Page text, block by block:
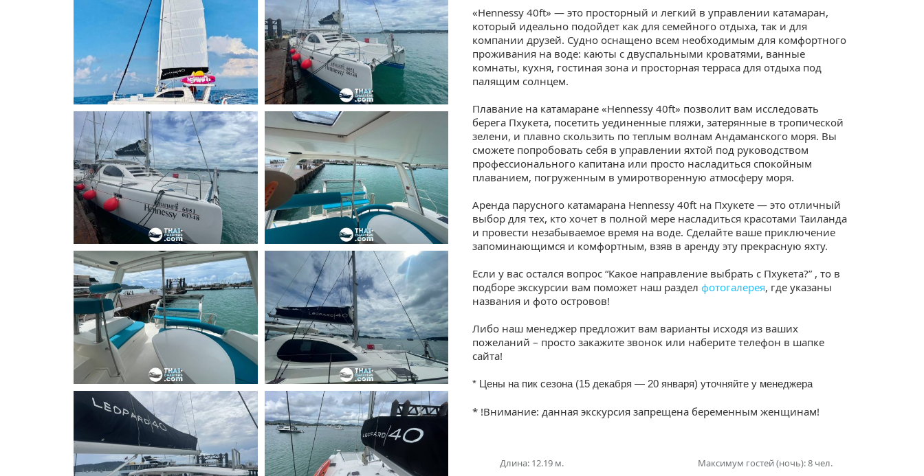
«Hennessy 40ft» — это просторный и легкий в управлении катамаран,
который идеально подойдет как для семейного отдыха, так и для
компании друзей. Судно оснащено всем необходимым для комфортного
проживания на воде: каюты с двуспальными кроватями, ванные
комнаты, кухня, гостиная зона и просторная терраса для отдыха под
палящим солнцем.
Плавание на катамаране «Hennessy 40ft» позволит вам исследовать
берега Пхукета, посетить уединенные пляжи, затерянные в тропической
зелени, и плавно скользить по теплым волнам Андаманского моря. Вы
сможете попробовать себя в управлении яхтой под руководством
профессионального капитана или просто насладиться спокойным
плаванием, погруженным в умиротворенную атмосферу моря.
Аренда парусного катамарана Hennessy 40ft на Пхукете — это отличный
выбор для тех, кто хочет в полной мере насладиться красотами Таиланда
и провести незабываемое время на воде. Сделайте ваше приключение
запоминающимся и комфортным, взяв в аренду эту прекрасную яхту.
Если у вас остался вопрос “Какое направление выбрать с Пхукета?” , то в
подборе экскурсии вам поможет наш раздел фотогалерея, где указаны
названия и фото островов!
Либо наш менеджер предложит вам варианты исходя из ваших
пожеланий – просто закажите звонок или наберите телефон в шапке
сайта!
* Цены на пик сезона (15 декабря — 20 января) уточняйте у менеджера
* !Внимание: данная экскурсия запрещена беременным женщинам!
Длина: 12.19 м. Максимум гостей (ночь): 8 чел.